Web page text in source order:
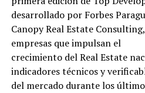
desarrollado por Forbes
Canopy Real Estate
empresas que impulsan el
crecimiento del Real Estate
indicadores técnicos y
del mercado durante los